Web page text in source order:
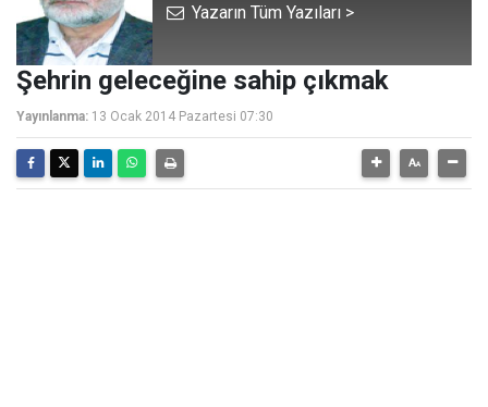
Yazarın Tüm Yazıları >
Şehrin geleceğine sahip çıkmak
Yayınlanma: 13 Ocak 2014 Pazartesi 07:30